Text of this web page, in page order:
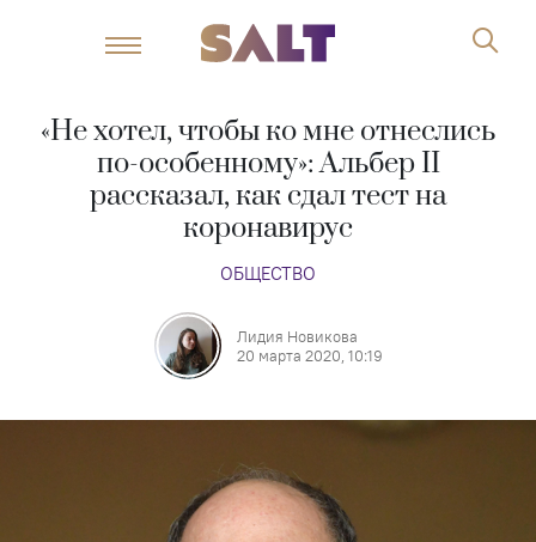
«Не хотел, чтобы ко мне отнеслись
по-особенному»: Альбер II
рассказал, как сдал тест на
коронавирус
ОБЩЕСТВО
Лидия Новикова
20 марта 2020, 10:19